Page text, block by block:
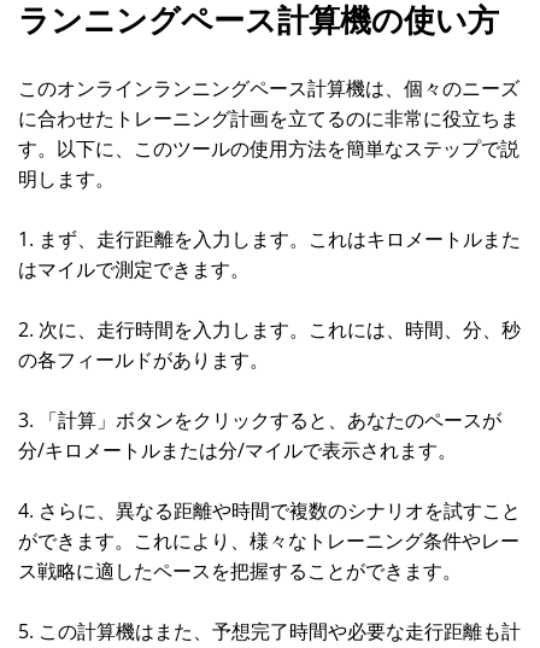
ランニングペース計算機の使い方
このオンラインランニングペース計算機は、個々のニーズ
に合わせたトレーニング計画を立てるのに非常に役立ちま
す。以下に、このツールの使用方法を簡単なステップで説
明します。
1. まず、走行距離を入力します。これはキロメートルまた
はマイルで測定できます。
2. 次に、走行時間を入力します。これには、時間、分、秒
の各フィールドがあります。
3. 「計算」ボタンをクリックすると、あなたのペースが
分/キロメートルまたは分/マイルで表示されます。
4. さらに、異なる距離や時間で複数のシナリオを試すこと
ができます。これにより、様々なトレーニング条件やレー
ス戦略に適したペースを把握することができます。
5. この計算機はまた、予想完了時間や必要な走行距離も計